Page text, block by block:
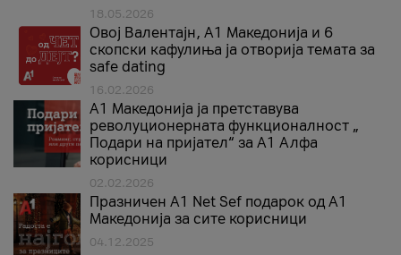
18.05.2026
Овој Валентајн, A1 Македонија и 6
скопски кафулиња ја отворија темата за
safe dating
16.02.2026
А1 Македонија ја претставува
револуционерната функционалност „
Подари на пријател“ за А1 Алфа
корисници
02.02.2026
Празничен A1 Net Sеf подарок од А1
Македонија за сите корисници
04.12.2025